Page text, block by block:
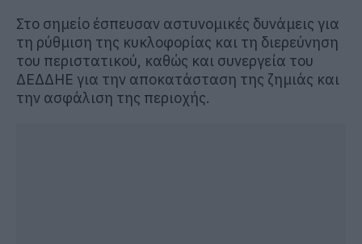
Στο σημείο έσπευσαν αστυνομικές δυνάμεις για
τη ρύθμιση της κυκλοφορίας και τη διερεύνηση
του περιστατικού, καθώς και συνεργεία του
ΔΕΔΔΗΕ για την αποκατάσταση της ζημιάς και
την ασφάλιση της περιοχής.